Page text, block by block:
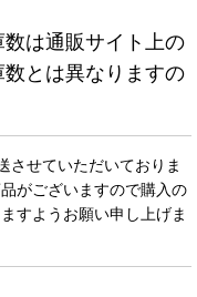
は通販サイト上の
とは異なりますの
させていただいておりま
がございますので購入の
すようお願い申し上げま